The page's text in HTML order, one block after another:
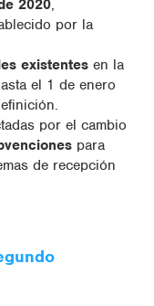
2020,
por la
existentes en la
el 1 de enero
por el cambio
para
de recepción